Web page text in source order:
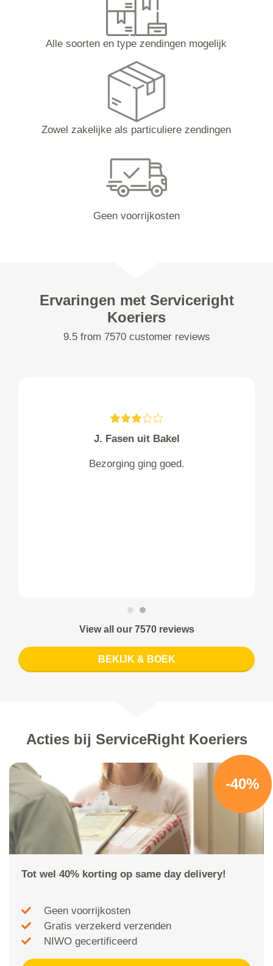
Alle soorten en type zendingen mogelijk
Zowel zakelijke als particuliere zendingen
Geen voorrijkosten
Ervaringen met Serviceright
Koeriers
9.5 from 7570 customer reviews
J. Fasen uit Bakel
Bezorging ging goed.
View all our 7570 reviews
BEKIJK & BOEK
Acties bij ServiceRight Koeriers
-40%
Tot wel 40% korting op same day delivery!
Geen voorrijkosten
Gratis verzekerd verzenden
NIWO gecertificeerd